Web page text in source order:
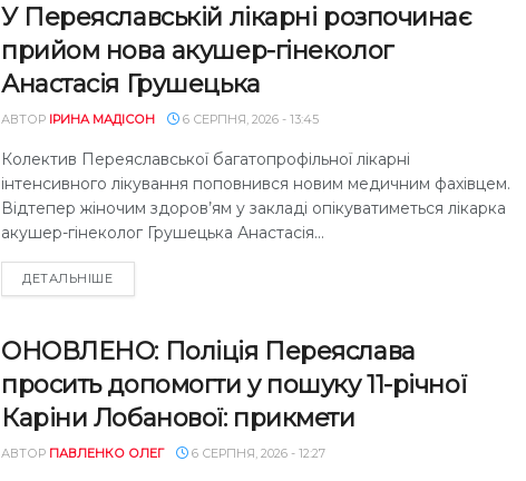
У Переяславській лікарні розпочинає
прийом нова акушер-гінеколог
Анастасія Грушецька
АВТОР ІРИНА МАДІСОН 6 СЕРПНЯ, 2026 - 13:45
Колектив Переяславської багатопрофільної лікарні
інтенсивного лікування поповнився новим медичним фахівцем.
Відтепер жіночим здоров’ям у закладі опікуватиметься лікарка
акушер-гінеколог Грушецька Анастасія...
ДЕТАЛЬНІШЕDETAILS
ОНОВЛЕНО: Поліція Переяслава
просить допомогти у пошуку 11-річної
Каріни Лобанової: прикмети
АВТОР ПАВЛЕНКО ОЛЕГ 6 СЕРПНЯ, 2026 - 12:27